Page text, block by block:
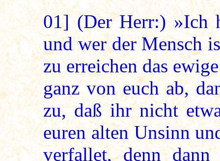
01] (Der Herr:) »Ich
und wer der Mensch
zu erreichen das
ganz von euch ab,
zu, daß ihr nicht
euren alten Unsinn
verfallet, denn